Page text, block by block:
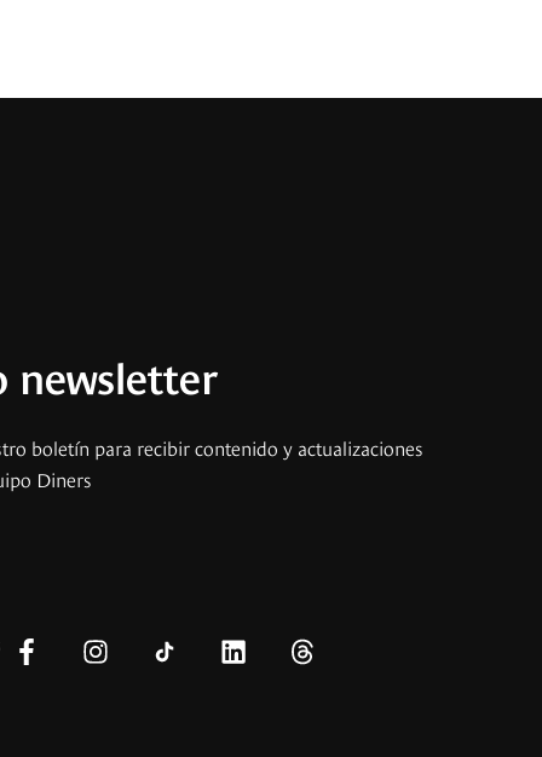
newsletter
boletín para recibir contenido y actualizaciones
Diners